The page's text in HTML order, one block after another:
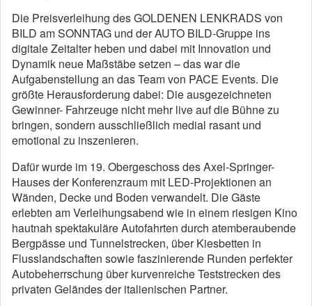
Die Preisverleihung des GOLDENEN LENKRADS von
BILD am SONNTAG und der AUTO BILD-Gruppe ins
digitale Zeitalter heben und dabei mit Innovation und
Dynamik neue Maßstäbe setzen – das war die
Aufgabenstellung an das Team von PACE Events. Die
größte Herausforderung dabei: Die ausgezeichneten
Gewinner- Fahrzeuge nicht mehr live auf die Bühne zu
bringen, sondern ausschließlich medial rasant und
emotional zu inszenieren.
Dafür wurde im 19. Obergeschoss des Axel-Springer-
Hauses der Konferenzraum mit LED-Projektionen an
Wänden, Decke und Boden verwandelt. Die Gäste
erlebten am Verleihungsabend wie in einem riesigen Kino
hautnah spektakuläre Autofahrten durch atemberaubende
Bergpässe und Tunnelstrecken, über Kiesbetten in
Flusslandschaften sowie faszinierende Runden perfekter
Autobeherrschung über kurvenreiche Teststrecken des
privaten Geländes der italienischen Partner.